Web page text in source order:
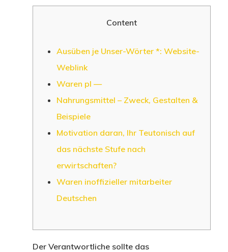
Content
Ausüben je Unser-Wörter *: Website-
Weblink
Waren pl —
Nahrungsmittel – Zweck, Gestalten &
Beispiele
Motivation daran, Ihr Teutonisch auf
das nächste Stufe nach
erwirtschaften?
Waren inoffizieller mitarbeiter
Deutschen
Der Verantwortliche sollte das